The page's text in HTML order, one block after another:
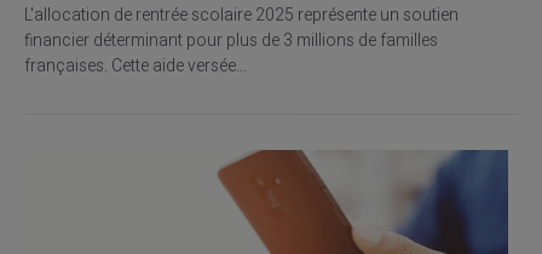
L'allocation de rentrée scolaire 2025 représente un soutien
financier déterminant pour plus de 3 millions de familles
françaises. Cette aide versée...